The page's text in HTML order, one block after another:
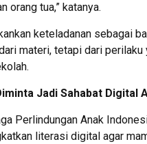
orang tua,” katanya.
keteladanan sebagai
materi, tetapi dari
Jadi Sahabat Digital
Perlindungan Anak
literasi digital agar